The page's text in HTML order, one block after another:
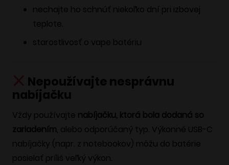
nechajte ho schnúť niekoľko dní pri izbovej
teplote.
starostlivosť o vape batériu
Nepoužívajte nesprávnu
nabíjačku
Vždy používajte nabíjačku, ktorá bola dodaná so
zariadením, alebo odporúčaný typ. Výkonné USB-C
nabíjačky (napr. z notebookov) môžu do batérie
posielať príliš veľký výkon.